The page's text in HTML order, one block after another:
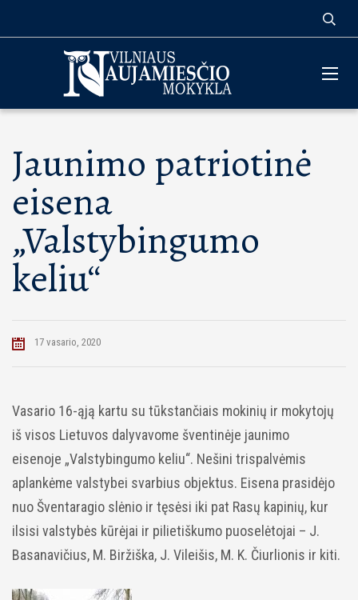
Jaunimo patriotinė
eisena
„Valstybingumo
keliu“
17 vasario, 2020
Vasario 16-ąją kartu su tūkstančiais mokinių ir mokytojų
iš visos Lietuvos dalyvavome šventinėje jaunimo
eisenoje „Valstybingumo keliu“. Nešini trispalvėmis
aplankėme valstybei svarbius objektus. Eisena prasidėjo
nuo Šventaragio slėnio ir tęsėsi iki pat Rasų kapinių, kur
ilsisi valstybės kūrėjai ir pilietiškumo puoselėtojai – J.
Basanavičius, M. Biržiška, J. Vileišis, M. K. Čiurlionis ir kiti.